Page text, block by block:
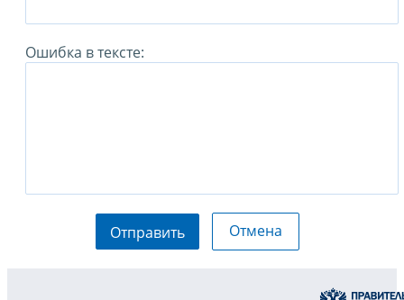
Ошибка в тексте:
Отправить Отмена